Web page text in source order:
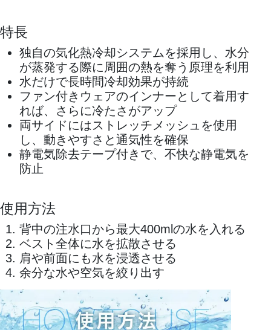
特長
独自の気化熱冷却システムを採用し、水分
が蒸発する際に周囲の熱を奪う原理を利用
水だけで長時間冷却効果が持続
ファン付きウェアのインナーとして着用す
れば、さらに冷たさがアップ
両サイドにはストレッチメッシュを使用
し、動きやすさと通気性を確保
静電気除去テープ付きで、不快な静電気を
防止
使用方法
背中の注水口から最大400mlの水を入れる
ベスト全体に水を拡散させる
肩や前面にも水を浸透させる
余分な水や空気を絞り出す